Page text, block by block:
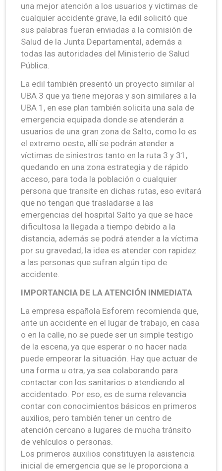
una mejor atención a los usuarios y victimas de
cualquier accidente grave, la edil solicitó que
sus palabras fueran enviadas a la comisión de
Salud de la Junta Departamental, además a
todas las autoridades del Ministerio de Salud
Pública.
La edil también presentó un proyecto similar al
UBA 3 que ya tiene mejoras y son similares a la
UBA 1, en ese plan también solicita una sala de
emergencia equipada donde se atenderán a
usuarios de una gran zona de Salto, como lo es
el extremo oeste, allí se podrán atender a
víctimas de siniestros tanto en la ruta 3 y 31,
quedando en una zona estrategia y de rápido
acceso, para toda la población o cualquier
persona que transite en dichas rutas, eso evitará
que no tengan que trasladarse a las
emergencias del hospital Salto ya que se hace
dificultosa la llegada a tiempo debido a la
distancia, además se podrá atender a la víctima
por su gravedad, la idea es atender con rapidez
a las personas que sufran algún tipo de
accidente.
IMPORTANCIA DE LA ATENCIÓN INMEDIATA
La empresa española Esforem recomienda que,
ante un accidente en el lugar de trabajo, en casa
o en la calle, no se puede ser un simple testigo
de la escena, ya que esperar o no hacer nada
puede empeorar la situación. Hay que actuar de
una forma u otra, ya sea colaborando para
contactar con los sanitarios o atendiendo al
accidentado. Por eso, es de suma relevancia
contar con conocimientos básicos en primeros
auxilios, pero también tener un centro de
atención cercano a lugares de mucha tránsito
de vehículos o personas.
Los primeros auxilios constituyen la asistencia
inicial de emergencia que se le proporciona a